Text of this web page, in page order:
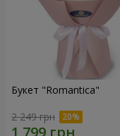
Букет "Romantica"
2 249 грн